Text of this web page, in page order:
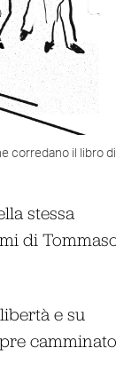
corredano il libro di
stessa
di
e su